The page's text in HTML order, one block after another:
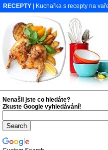
RECEPTY | Kuchařka s recepty na
Nenašli jste co hledáte?
Zkuste Google vyhledávání!